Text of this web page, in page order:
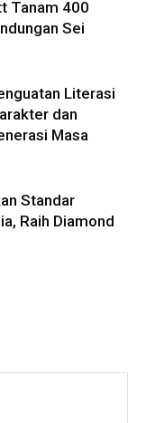
Tanam 400
Sei
Literasi
dan
Masa
Standar
Raih Diamond